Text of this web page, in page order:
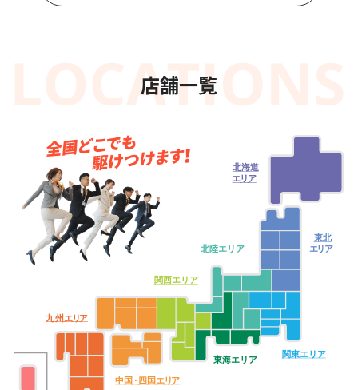
店舗一覧
東北
エリア
関東エリア
東海エリア
北陸エリア
関西エリア
中 国・四国 エリア
九州 エリア
北海道
エリア